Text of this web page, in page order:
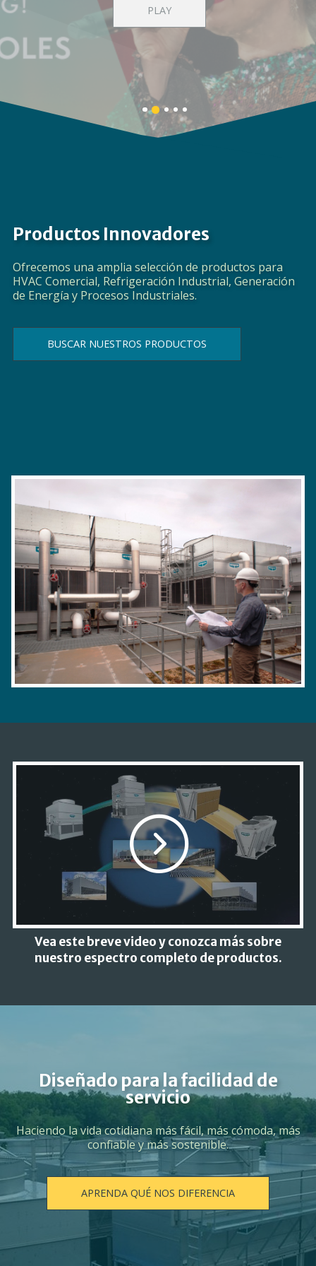
Proporcionando un Espectro Completo de
soluciones de productos globales
APRENDE MÁS
Banner
1
details.
Banner
2
details.
Banner
3
details.
Banner
4
details.
Banner
5
details.
Productos Innovadores
Ofrecemos una amplia selección de productos para
HVAC Comercial, Refrigeración Industrial, Generación
de Energía y Procesos Industriales.
BUSCAR NUESTROS PRODUCTOS
Vea este breve video y conozca más sobre
nuestro espectro completo de productos.
Diseñado para la facilidad de
servicio
Haciendo la vida cotidiana más fácil, más cómoda, más
confiable y más sostenible.
APRENDA QUÉ NOS DIFERENCIA